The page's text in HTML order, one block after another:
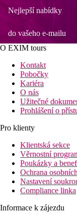
Nejlepší nabídky
do vašeho e-mailu
O EXIM tours
Kontakt
Pobočky
Kariéra
O nás
Užitečné
Prohlášení o
Pro klienty
Klientská sekce
Věrnostní
Poukázky a
Ochrana
Nastavení
Compliance linka
Informace k zájezdu